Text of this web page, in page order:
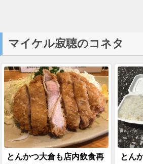
マイケル寂聴のコネタ
とんかつ大倉も店内飲食再
とん